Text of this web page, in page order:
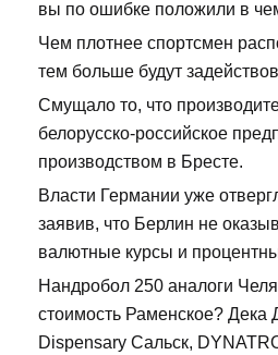
вы по ошибке положили в
Чем плотнее спортсмен
тем больше будут
Смущало то, что
белорусско-российское
производством в Бресте.
Власти Германии уже
заявив, что Берлин не
валютные курсы и
Нандробол 250 аналоги
стоимость Раменское? Дека
Dispensary Сальск,